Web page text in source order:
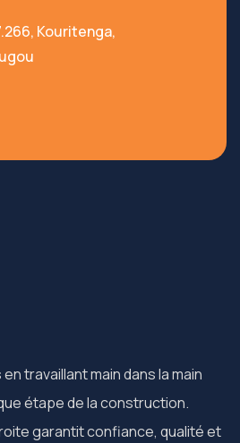
Kouritenga,
travaillant main dans la main
étape de la construction.
garantit confiance, qualité et